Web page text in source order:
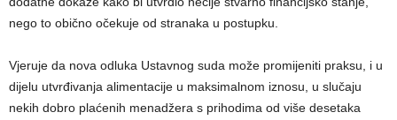
nego to obično očekuje od stranaka u postupku.
Vjeruje da nova odluka Ustavnog suda može promijeniti praksu, i u
dijelu utvrđivanja alimentacije u maksimalnom iznosu, u slučaju
nekih dobro plaćenih menadžera s prihodima od više desetaka